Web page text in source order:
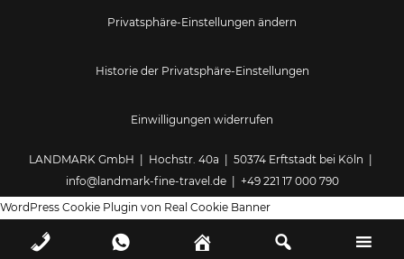
Privatsphäre-Einstellungen ändern
Historie der Privatsphäre-Einstellungen
Einwilligungen widerrufen
LANDMARK GmbH | Hochstr. 40a | 50374 Erftstadt bei Köln |
info@landmark-fine-travel.de| +49 221 17 000 790
WordPress Cookie Plugin von Real Cookie Banner